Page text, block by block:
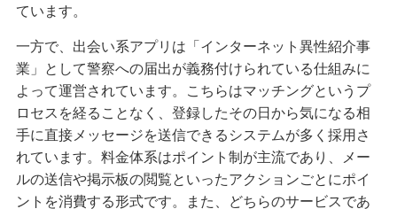
ています。
一方で、出会い系アプリは「インターネット異性紹介事
業」として警察への届出が義務付けられている仕組みに
よって運営されています。こちらはマッチングというプ
ロセスを経ることなく、登録したその日から気になる相
手に直接メッセージを送信できるシステムが多く採用さ
れています。料金体系はポイント制が主流であり、メー
ルの送信や掲示板の閲覧といったアクションごとにポイ
ントを消費する形式です。また、どちらのサービスであ